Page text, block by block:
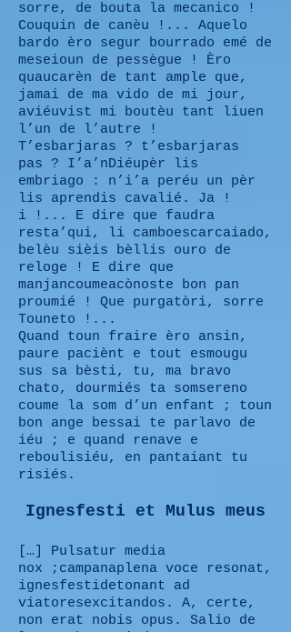
sorre, de bouta la mecanico !
Couquin de canèu !... Aquelo
bardo èro segur bourrado emé de
meseioun de pessègue ! Èro
quaucarèn de tant ample que,
jamai de ma vido de mi jour,
aviéuvist mi boutèu tant liuen
l’un de l’autre !
T’esbarjaras ? t’esbarjaras
pas ? I’a’nDiéupèr lis
embriago : n’i’a peréu un pèr
lis aprendis cavalié. Ja !
i !... E dire que faudra
resta’qui, li camboescarcaiado,
belèu sièis bèllis ouro de
reloge ! E dire que
manjancoumeacònoste bon pan
proumié ! Que purgatòri, sorre
Touneto !...
Quand toun fraire èro ansin,
paure paciènt e tout esmougu
sus sa bèsti, tu, ma bravo
chato, dourmiés ta somsereno
coume la som d’un enfant ; toun
bon ange bessai te parlavo de
iéu ; e quand renave e
reboulisiéu, en pantaiant tu
risiés.
Ignesfesti et Mulus meus
[…] Pulsatur media
nox ;campanaplena voce resonat,
ignesfestidetonant ad
viatoresexcitandos. A, certe,
non erat nobis opus. Salio de